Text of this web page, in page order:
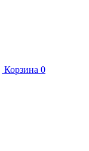
Корзина 0